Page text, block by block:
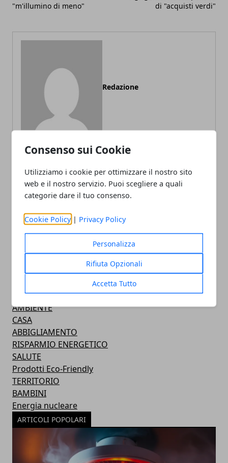
Consenso sui Cookie
Utilizziamo i cookie per ottimizzare il nostro sito
web e il nostro servizio. Puoi scegliere a quali
categorie dare il tuo consenso.
Cookie Policy | Privacy Policy
Personalizza
Rifiuta Opzionali
Accetta Tutto
"m'illumino di meno"
di "acquisti verdi"
Redazione
ARTICOLI CORRELATI
RINNOVABILI
AMBIENTE
CASA
ABBIGLIAMENTO
RISPARMIO ENERGETICO
SALUTE
Prodotti Eco-Friendly
TERRITORIO
BAMBINI
Energia nucleare
ARTICOLI POPOLARI